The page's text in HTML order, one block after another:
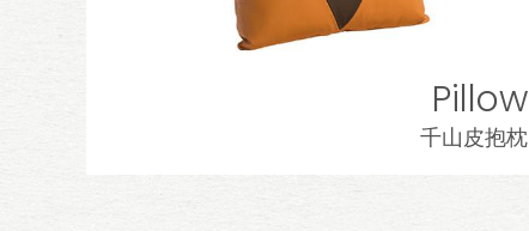
Pillow
千山皮抱枕